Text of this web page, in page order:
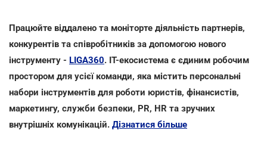
Працюйте віддалено та моніторте діяльність партнерів,
конкурентів та співробітників за допомогою нового
інструменту - LIGA360. IT-екосистема є єдиним робочим
простором для усієї команди, яка містить персональні
набори інструментів для роботи юристів, фінансистів,
маркетингу, служби безпеки, PR, HR та зручних
внутрішніх комунікацій. Дізнатися більше